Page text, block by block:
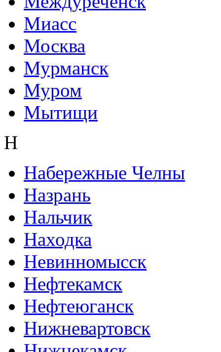
Миасс
Москва
Мурманск
Муром
Мытищи
Н
Набережные Челны
Назрань
Нальчик
Находка
Невинномысск
Нефтекамск
Нефтеюганск
Нижневартовск